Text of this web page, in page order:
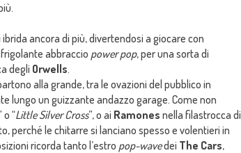
ancora di più, divertendosi a giocare con
abbraccio power pop, per una sorta di
degli Orwells.
alla grande, tra le ovazioni del pubblico in
lungo un guizzante andazzo garage. Come non
o “Little Silver Cross”, o ai Ramones nella filastrocca di
perché le chitarre si lanciano spesso e volentieri in
ricorda tanto l’estro pop-wavedei The Cars,